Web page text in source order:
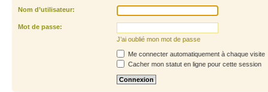
Nom d’utilisateur:
Mot de passe:
J’ai oublié mon mot de passe
Me connecter automatiquement à chaque visite
Cacher mon statut en ligne pour cette session